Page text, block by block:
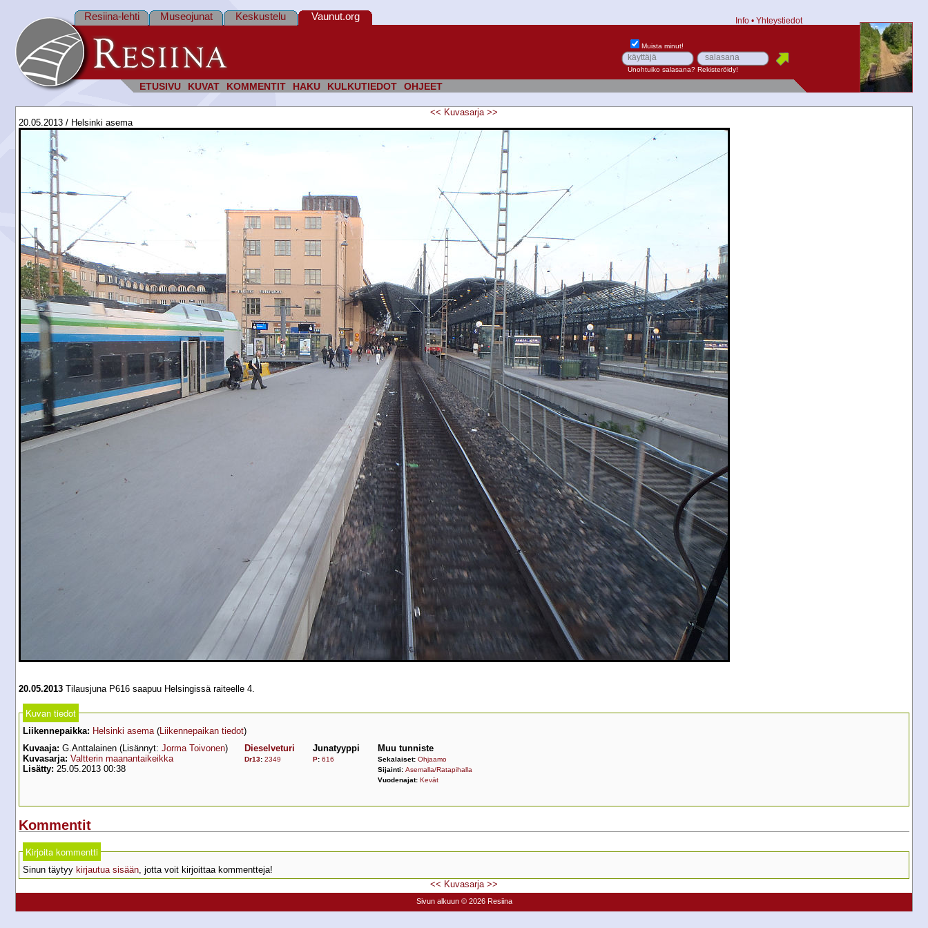
ETUSIVU KUVAT KOMMENTIT HAKU KULKUTIEDOT OHJEET
Resiina-lehti Museojunat Keskustelu Vaunut.org Info • Yhteystiedot
Muista minut!
Unohtuiko salasana? Rekisteröidy!
<< Kuvasarja >>
20.05.2013 / Helsinki asema
20.05.2013 Tilausjuna P616 saapuu Helsingissä raiteelle 4.
Kuvan tiedot
Liikennepaikka: Helsinki asema(Liikennepaikan tiedot)
Kuvaaja: G.Anttalainen (Lisännyt: Jorma Toivonen)
Kuvasarja: Valtterin maanantaikeikka
Lisätty: 25.05.2013 00:38
Dieselveturi
Dr13: 2349
Junatyyppi
P: 616
Muu tunniste
Sekalaiset: Ohjaamo
Sijainti: Asemalla/Ratapihalla
Vuodenajat: Kevät
Kommentit
Kirjoita kommentti
Sinun täytyy kirjautua sisään, jotta voit kirjoittaa kommentteja!
<< Kuvasarja >>
Sivun alkuun © 2026 Resiina